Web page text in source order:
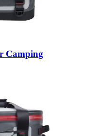
Camping